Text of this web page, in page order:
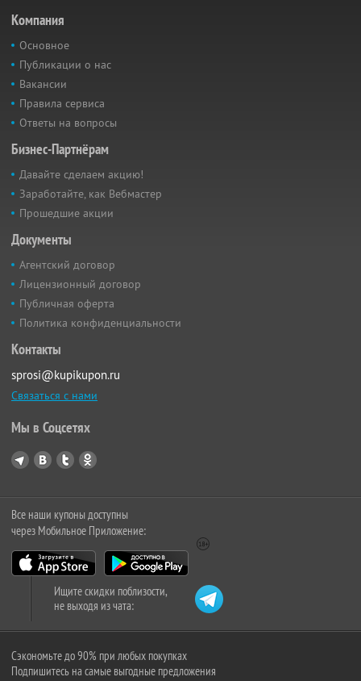
Компания
Основное
Публикации о нас
Вакансии
Правила сервиса
Ответы на вопросы
Бизнес-Партнёрам
Давайте сделаем акцию!
Заработайте, как Вебмастер
Прошедшие акции
Документы
Агентский договор
Лицензионный договор
Публичная оферта
Политика конфиденциальности
Контакты
sprosi@kupikupon.ru
Связаться с нами
Мы в Соцсетях
Все наши купоны доступны
через Мобильное Приложение:
Ищите скидки поблизости,
не выходя из чата:
Сэкономьте до 90% при любых покупках
Подпишитесь на самые выгодные предложения